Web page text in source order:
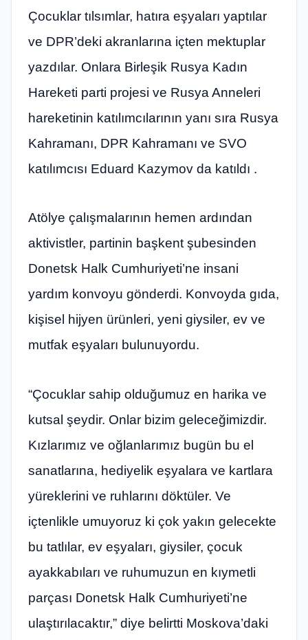
Çocuklar tılsımlar, hatıra eşyaları yaptılar
ve DPR’deki akranlarına içten mektuplar
yazdılar. Onlara Birleşik Rusya Kadın
Hareketi parti projesi ve Rusya Anneleri
hareketinin katılımcılarının yanı sıra Rusya
Kahramanı, DPR Kahramanı ve SVO
katılımcısı Eduard Kazymov da katıldı .
Atölye çalışmalarının hemen ardından
aktivistler, partinin başkent şubesinden
Donetsk Halk Cumhuriyeti’ne insani
yardım konvoyu gönderdi. Konvoyda gıda,
kişisel hijyen ürünleri, yeni giysiler, ev ve
mutfak eşyaları bulunuyordu.
“Çocuklar sahip olduğumuz en harika ve
kutsal şeydir. Onlar bizim geleceğimizdir.
Kızlarımız ve oğlanlarımız bugün bu el
sanatlarına, hediyelik eşyalara ve kartlara
yüreklerini ve ruhlarını döktüler. Ve
içtenlikle umuyoruz ki çok yakın gelecekte
bu tatlılar, ev eşyaları, giysiler, çocuk
ayakkabıları ve ruhumuzun en kıymetli
parçası Donetsk Halk Cumhuriyeti’ne
ulaştırılacaktır,” diye belirtti Moskova’daki